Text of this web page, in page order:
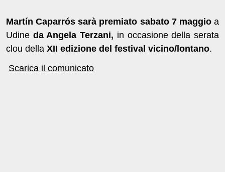
Martín Caparrós sarà premiato sabato 7 maggio a
Udine da Angela Terzani, in occasione della serata
clou della XII edizione del festival vicino/lontano.
Scarica il comunicato